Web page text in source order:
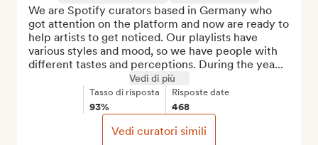
We are Spotify curators based in Germany who
got attention on the platform and now are ready to
help artists to get noticed. Our playlists have
various styles and mood, so we have people with
different tastes and perceptions. During the yea...
Vedi di più
Tasso di risposta
93%
Risposte date
468
Vedi curatori simili